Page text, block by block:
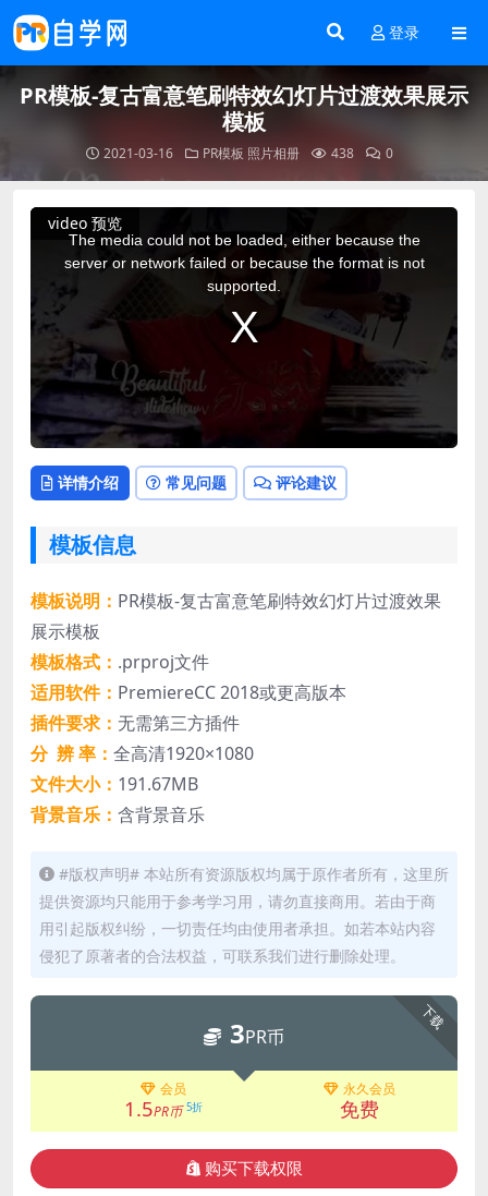
登录
PR模板-复古富意笔刷特效幻灯片过渡效果展示
模板
2021-03-16 PR模板 照片相册 438 0
video 预览
This
The media could not be loaded, either because the
server or network failed or because the format is not
supported.
详情介绍 常见问题 评论建议
模板信息
模板说明： PR模板-复古富意笔刷特效幻灯片过渡效果
展示模板
模板格式： .prproj文件
适用软件： PremiereCC 2018或更高版本
插件要求： 无需第三方插件
分 辨 率： 全高清1920×1080
文件大小： 191.67MB
背景音乐： 含背景音乐
#版权声明# 本站所有资源版权均属于原作者所有，这里所
提供资源均只能用于参考学习用，请勿直接商用。若由于商
用引起版权纠纷，一切责任均由使用者承担。如若本站内容
侵犯了原著者的合法权益，可联系我们进行删除处理。
下载
3PR币
会员
1.5PR币 5折
永久会员
免费
购买下载权限